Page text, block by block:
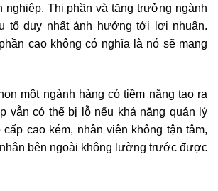
nghiệp. Thị phần và tăng trưởng ngành
tố duy nhất ảnh hưởng tới lợi nhuận.
cao không có nghĩa là nó sẽ mang
một ngành hàng có tiềm năng tạo ra
vẫn có thể bị lỗ nếu khả năng quản lý
cao kém, nhân viên không tận tâm,
bên ngoài không lường trước được